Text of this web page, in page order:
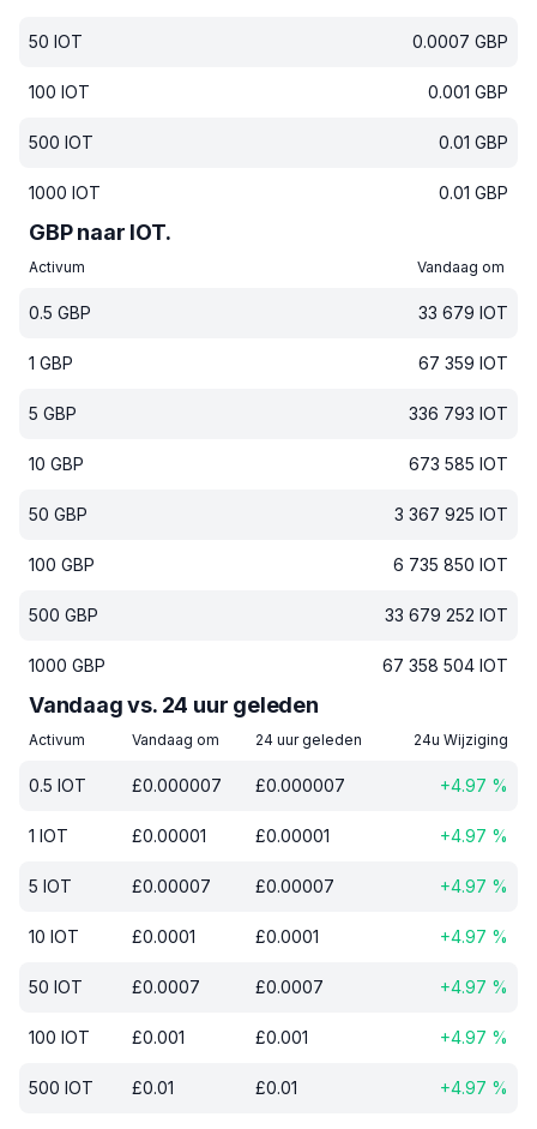
50 IOT 0.0007 GBP
100 IOT 0.001 GBP
500 IOT 0.01 GBP
1000 IOT 0.01 GBP
GBP naar IOT.
Activum Vandaag om
0.5 GBP 33 679 IOT
1 GBP 67 359 IOT
5 GBP 336 793 IOT
10 GBP 673 585 IOT
50 GBP 3 367 925 IOT
100 GBP 6 735 850 IOT
500 GBP 33 679 252 IOT
1000 GBP 67 358 504 IOT
Vandaag vs. 24 uur geleden
Activum Vandaag om 24 uur geleden 24u Wijziging
0.5 IOT £0.000007 £0.000007 +4.97 %
1 IOT £0.00001 £0.00001 +4.97 %
5 IOT £0.00007 £0.00007 +4.97 %
10 IOT £0.0001 £0.0001 +4.97 %
50 IOT £0.0007 £0.0007 +4.97 %
100 IOT £0.001 £0.001 +4.97 %
500 IOT £0.01 £0.01 +4.97 %